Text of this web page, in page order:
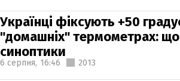
Українці фіксують +50
"домашніх" термометрах:
синоптики
6 серпня, 16:46 2013